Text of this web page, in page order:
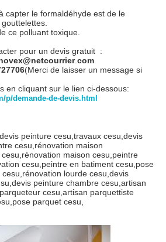
capter le formaldéhyde est de le
ce polluant toxique.
pour un devis gratuit :
.com
(Merci de laisser un message si
en cliquant sur le lien ci-dessous:
p/demande-de-devis.html
peinture cesu,travaux cesu,devis
cesu,rénovation maison
maison cesu,peintre
cesu,peintre en batiment cesu,pose
lourde cesu,devis
peinture chambre cesu,artisan
cesu,artisan parquettiste
parquet cesu,